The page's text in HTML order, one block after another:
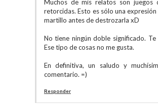
Muchos de mis relatos son juegos
retorcidas. Esto es sólo una
martillo antes de destrozarla xD
No tiene ningún doble significado. Te
Ese tipo de cosas no me gusta.
En definitiva, un saludo y
comentario. =)
Responder